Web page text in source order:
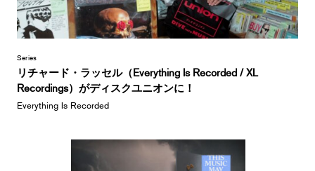
Series
リチャード・ラッセル（Everything Is Recorded / XL
Recordings）がディスクユニオンに！
Everything Is Recorded